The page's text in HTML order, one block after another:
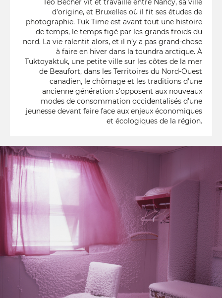
Teo Becher vit et travaille entre Nancy, sa ville
d’origine, et Bruxelles où il fit ses études de
photographie. Tuk Time est avant tout une histoire
de temps, le temps figé par les grands froids du
nord. La vie ralentit alors, et il n’y a pas grand-chose
à faire en hiver dans la toundra arctique. À
Tuktoyaktuk, une petite ville sur les côtes de la mer
de Beaufort, dans les Territoires du Nord-Ouest
canadien, le chômage et les traditions d’une
ancienne génération s’opposent aux nouveaux
modes de consommation occidentalisés d’une
jeunesse devant faire face aux enjeux économiques
et écologiques de la région.